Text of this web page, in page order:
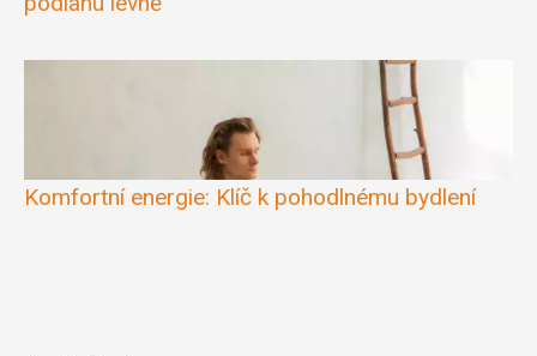
Komfortní energie: Klíč k pohodlnému bydlení